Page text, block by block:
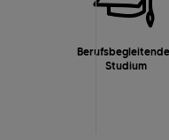
Studium